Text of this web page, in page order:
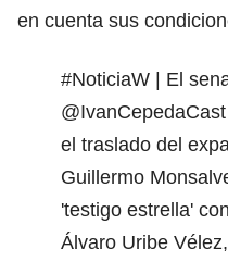
en cuenta sus
#NoticiaW | El
@IvanCepedaCast
el traslado del
Guillermo
'testigo estrella'
Álvaro Uribe